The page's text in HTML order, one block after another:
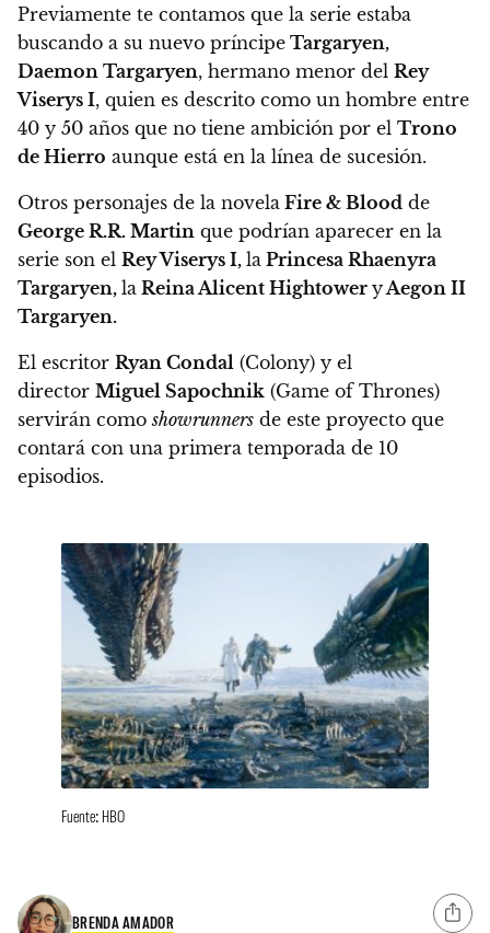
Previamente te contamos que la serie estaba
buscando a su nuevo príncipe Targaryen,
Daemon Targaryen, hermano menor del Rey
Viserys I, quien es descrito como un hombre entre
40 y 50 años que no tiene ambición por el Trono
de Hierro aunque está en la línea de sucesión.
Otros personajes de la novela Fire & Blood de
George R.R. Martin que podrían aparecer en la
serie son el Rey Viserys I, la Princesa Rhaenyra
Targaryen, la Reina Alicent Hightower yAegon II
Targaryen.
El escritor Ryan Condal (Colony) y el
director Miguel Sapochnik (Game of Thrones)
servirán comoshowrunners de este proyecto que
contará con una primera temporada de 10
episodios.
Fuente: HBO
BRENDA AMADOR